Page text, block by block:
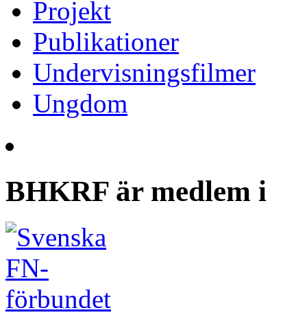
Projekt
Publikationer
Undervisningsfilmer
Ungdom
BHKRF är medlem i